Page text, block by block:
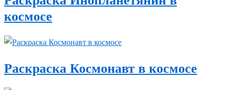
космосе
Раскраска Космонавт в космосе